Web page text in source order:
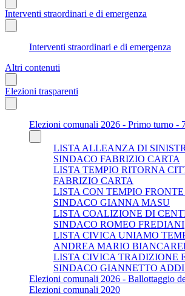
Interventi straordinari e di emergenza
Interventi straordinari e di emergenza
Altri contenuti
Elezioni trasparenti
Elezioni comunali 2026 - Primo turno -
LISTA ALLEANZA DI
SINDACO FABRIZIO CARTA
LISTA TEMPIO RITORNA
FABRIZIO CARTA
LISTA CON TEMPIO
SINDACO GIANNA MASU
LISTA COALIZIONE DI
SINDACO ROMEO FREDIANI
LISTA CIVICA UNIAMO
ANDREA MARIO
LISTA CIVICA TRADIZIONE
SINDACO GIANNETTO
Elezioni comunali 2026 - Ballottaggio
Elezioni comunali 2020